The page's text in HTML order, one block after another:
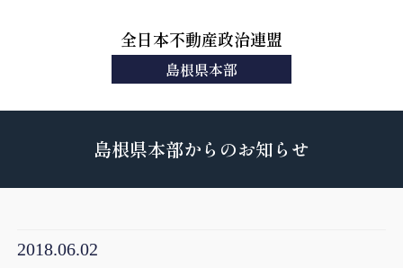
全日本不動産政治連盟
島根県本部
島根県本部からのお知らせ
2018.06.02